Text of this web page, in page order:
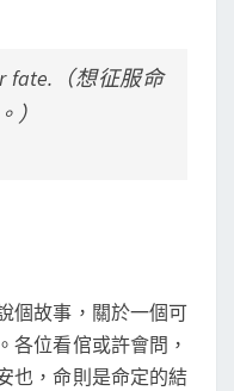
fate.（想征服命
）
故事，關於一個可
各位看倌或許會問，
也，命則是命定的結